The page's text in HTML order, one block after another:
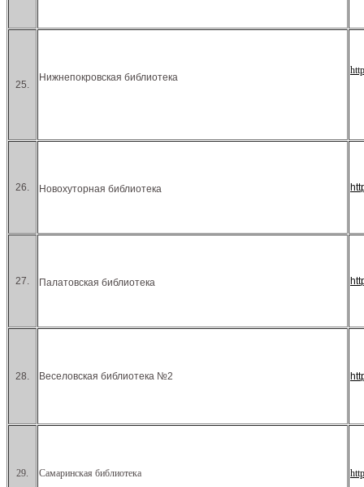
25.
Нижнепокровская библиотека
26. Новохуторная библиотека
27. Палатовская библиотека
28. Веселовская библиотека №2
29. Самаринская библиотека